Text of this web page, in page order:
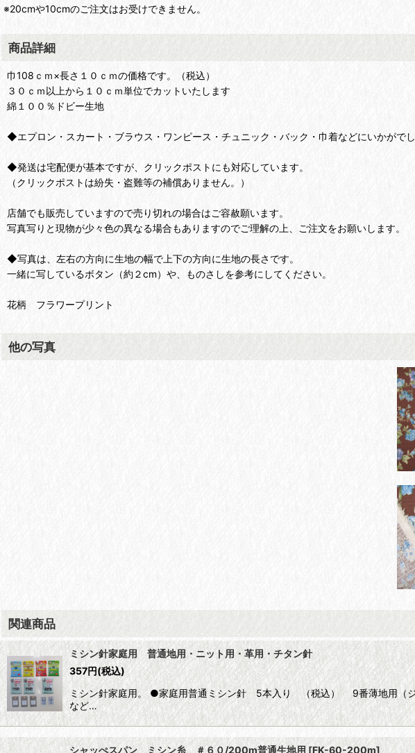
※20cmや10cmのご注文はお受けできません。
商品詳細
巾108ｃｍ×長さ１０ｃｍの価格です。（税込）
３０ｃｍ以上から１０ｃｍ単位でカットいたします
綿１００％ドビー生地
◆エプロン・スカート・ブラウス・ワンピース・チュニック・バック・巾着などにいかがでし
◆発送は宅配便が基本ですが、クリックポストにも対応しています。
（クリックポストは紛失・盗難等の補償ありません。）
店舗でも販売していますので売り切れの場合はご容赦願います。
写真写りと現物が少々色の異なる場合もありますのでご理解の上、ご注文をお願いします。
◆写真は、左右の方向に生地の幅で上下の方向に生地の長さです。
一緒に写しているボタン（約２cm）や、ものさしを参考にしてください。
花柄 フラワープリント
他の写真
関連商品
ミシン針家庭用 普通地用・ニット用・革用・チタン針
357円(税込)
ミシン針家庭用。 ●家庭用普通ミシン針 5本入り （税込） 9番薄地用（
など…
シャッぺスパン ミシン糸 ＃６０/200m普通生地用 [FK-60-200m]